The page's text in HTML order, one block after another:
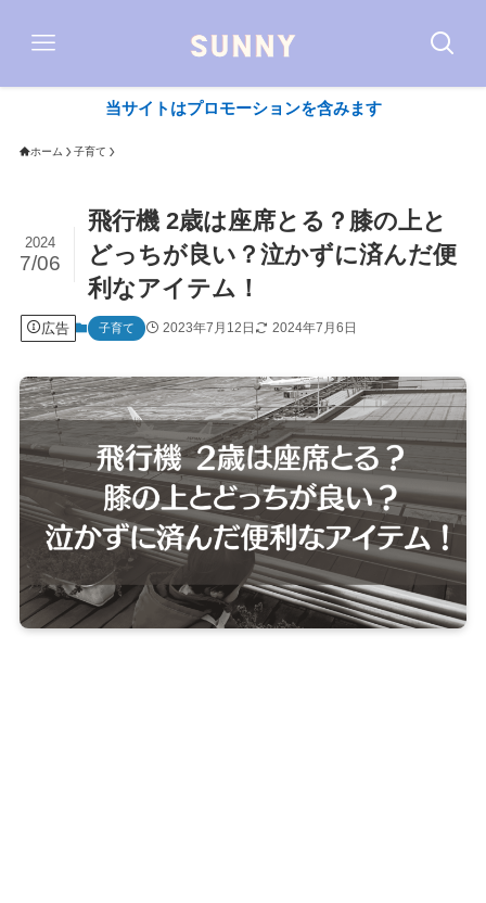
当サイトはプロモーションを含みます
ホーム 子育て
飛行機 2歳は座席とる？膝の上と
どっちが良い？泣かずに済んだ便
利なアイテム！
2024
7/06
広告 子育て 2023年7月12日 2024年7月6日